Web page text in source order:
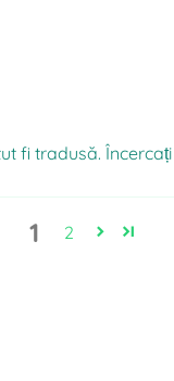
fi tradusă.
1 2